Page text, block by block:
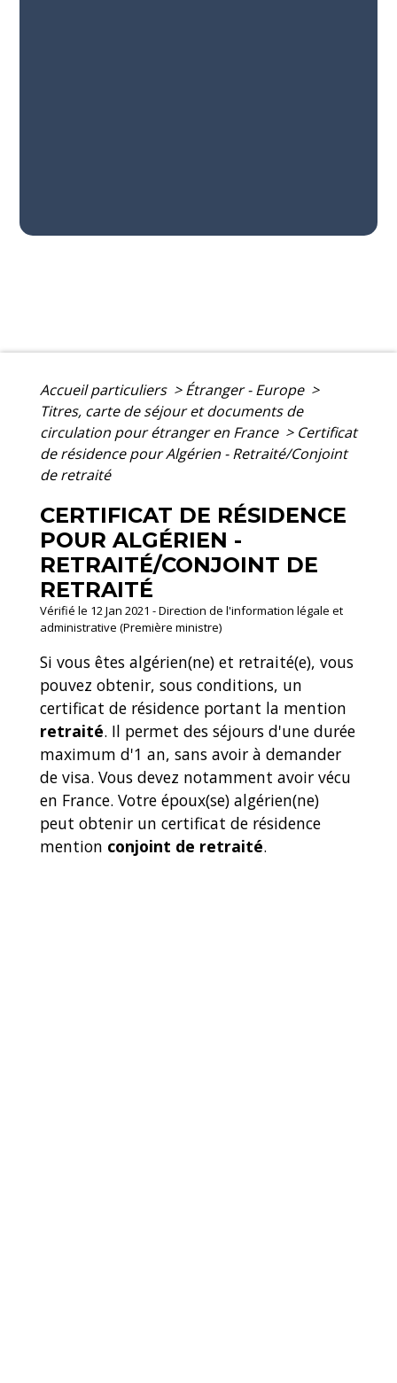
Accueil particuliers > Étranger - Europe >
Titres, carte de séjour et documents de
circulation pour étranger en France > Certificat
de résidence pour Algérien - Retraité/Conjoint
de retraité
CERTIFICAT DE RÉSIDENCE
POUR ALGÉRIEN -
RETRAITÉ/CONJOINT DE
RETRAITÉ
Vérifié le 12 Jan 2021 - Direction de l'information légale et
administrative (Première ministre)
Si vous êtes algérien(ne) et retraité(e), vous
pouvez obtenir, sous conditions, un
certificat de résidence portant la mention
retraité. Il permet des séjours d'une durée
maximum d'1 an, sans avoir à demander
de visa. Vous devez notamment avoir vécu
en France. Votre époux(se) algérien(ne)
peut obtenir un certificat de résidence
mention conjoint de retraité.